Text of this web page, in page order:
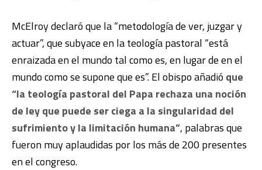
McElroy declaró que la “metodología de ver, juzgar y
actuar”, que subyace en la teología pastoral “está
enraizada en el mundo tal como es, en lugar de en el
mundo como se supone que es”. El obispo añadió que
“la teología pastoral del Papa rechaza una noción
de ley que puede ser ciega a la singularidad del
sufrimiento y la limitación humana”, palabras que
fueron muy aplaudidas por los más de 200 presentes
en el congreso.